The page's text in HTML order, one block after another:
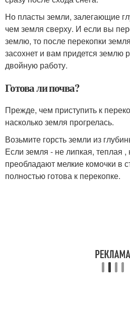
Но пласты земли, залегающие
чем земля сверху. И если вы
землю, то после перекопки
засохнет и вам придется землю
двойную работу.
Готова ли почва?
Прежде, чем приступить к
насколько земля прогрелась.
Возьмите горсть земли из
Если земля - не липкая, теплая
преобладают мелкие комочки в
полностью готова к перекопке.